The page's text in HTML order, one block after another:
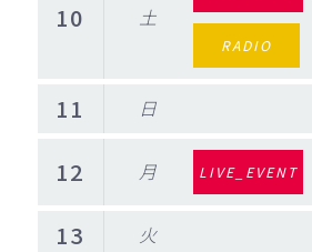
10 土
RADIO
11 日
12 月 LIVE_EVENT
13 火